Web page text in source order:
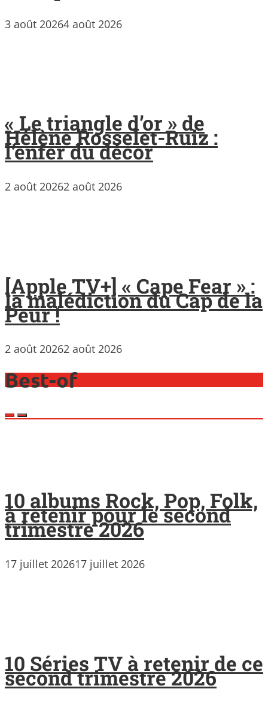
3 août 20264 août 2026
« Le triangle d’or » de
Hélène Rosselet-Ruiz :
l’enfer du décor
2 août 20262 août 2026
[Apple TV+] « Cape Fear » :
la malédiction du Cap de la
Peur !
2 août 20262 août 2026
Best-of
10 albums Rock, Pop, Folk,
à retenir pour le second
trimestre 2026
17 juillet 202617 juillet 2026
10 Séries TV à retenir de ce
second trimestre 2026